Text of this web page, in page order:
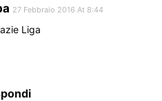
27 Febbraio 2016 At 8:44
Liga